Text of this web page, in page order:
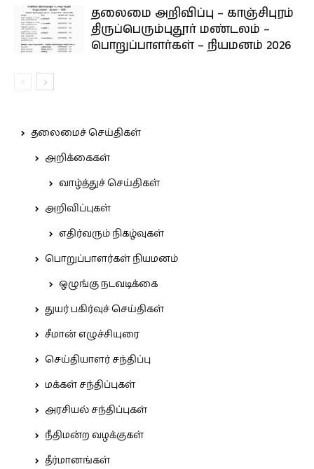
தலைமை அறிவிப்பு – காஞ்சிபுரம்
திருப்பெரும்புதூர் மண்டலம் –
பொறுப்பாளர்கள் – நியமனம் 2026
தலைமைச் செய்திகள்
அறிக்கைகள்
வாழ்த்துச் செய்திகள்
அறிவிப்புகள்
எதிர்வரும் நிகழ்வுகள்
பொறுப்பாளர்கள் நியமனம்
ஒழுங்கு நடவடிக்கை
துயர் பகிர்வுச் செய்திகள்
சீமான் எழுச்சியுரை
செய்தியாளர் சந்திப்பு
மக்கள் சந்திப்புகள்
அரசியல் சந்திப்புகள்
நீதிமன்ற வழக்குகள்
தீர்மானங்கள்